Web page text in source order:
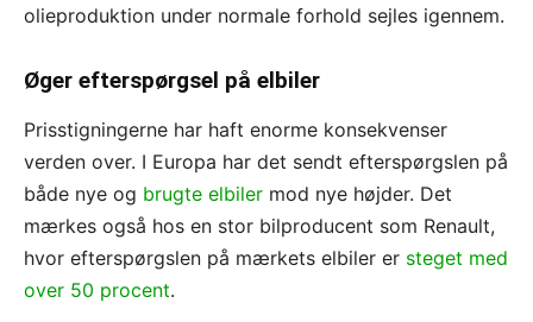
olieproduktion under normale forhold sejles igennem.
Øger efterspørgsel på elbiler
Prisstigningerne har haft enorme konsekvenser
verden over. I Europa har det sendt efterspørgslen på
både nye og brugte elbiler mod nye højder. Det
mærkes også hos en stor bilproducent som Renault,
hvor efterspørgslen på mærkets elbiler er steget med
over 50 procent.